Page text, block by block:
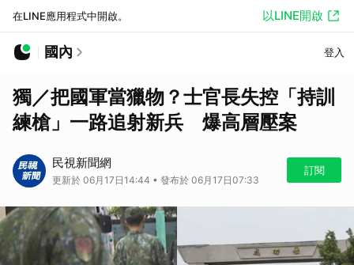
在LINE應用程式中開啟。 以LINE開啟
國內 登入
獨／把國軍當獵物？士官長失控「持訓
練槍」一路追射新兵 爆高層壓案
民視新聞網
更新於 06月17日14:44 • 發布於 06月17日07:33
訂閱